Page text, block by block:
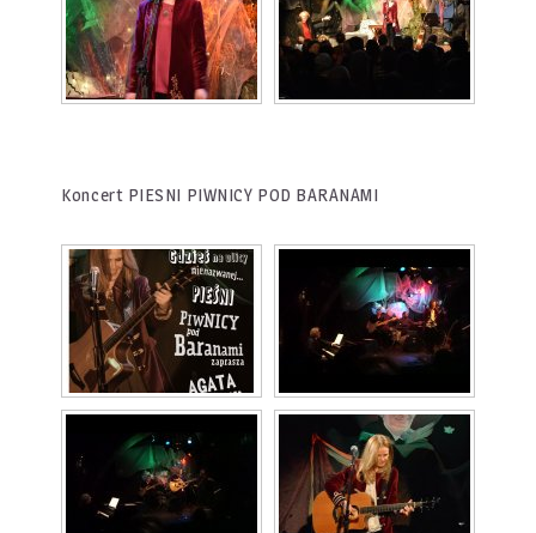
Koncert PIESNI PIWNICY POD BARANAMI